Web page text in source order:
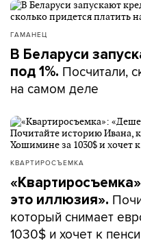
ГАМАНЕЦ
В Беларуси
под 1%. Посчитали,
на самом деле
КВАРТИРОСЪЕМКА
это иллюзия».
который снимает
1030$ и хочет к